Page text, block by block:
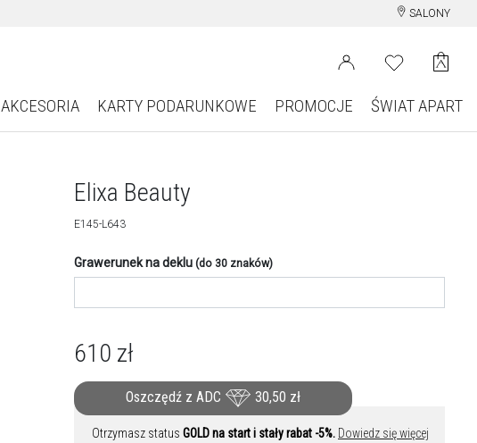
SALONY
AKCESORIA KARTY PODARUNKOWE PROMOCJE ŚWIAT APART
Elixa Beauty
E145-L643
Grawerunek na deklu (do 30 znaków)
610 zł
Oszczędź z ADC 30,50 zł
Otrzymasz status GOLD na start i stały rabat -5%. Dowiedz się więcej